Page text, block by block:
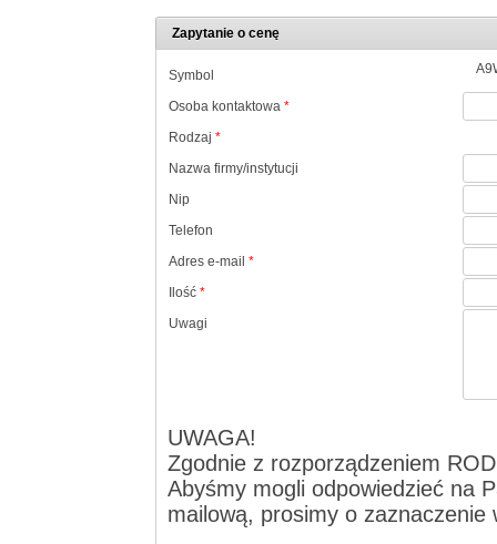
Zapytanie o cenę
Symbol
Osoba kontaktowa *
Rodzaj *
Nazwa firmy/instytucji
Nip
Telefon
Adres e-mail *
Ilość *
Uwagi
UWAGA!
Zgodnie z rozporządzeniem
Abyśmy mogli odpowiedzieć na
mailową, prosimy o zaznaczenie